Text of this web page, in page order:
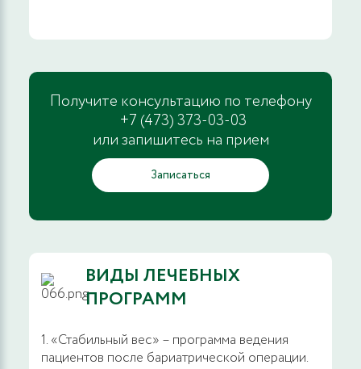
Получите консультацию по телефону
+7 (473) 373-03-03
или запишитесь на прием
Записаться
ВИДЫ ЛЕЧЕБНЫХ
ПРОГРАММ
1. «Стабильный вес» – программа ведения
пациентов после бариатрической операции.